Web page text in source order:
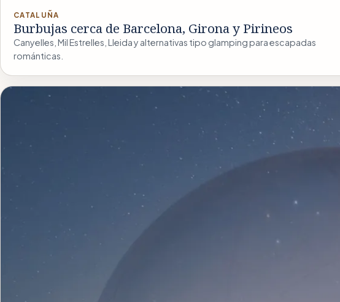
CATALUÑA
Burbujas cerca de Barcelona, Girona y Pirineos
Canyelles, Mil Estrelles, Lleida y alternativas tipo glamping para escapadas
románticas.